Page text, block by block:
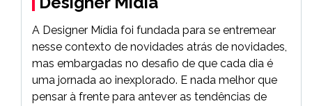
A Designer Mídia foi fundada para se entremear
nesse contexto de novidades atrás de novidades,
mas embargadas no desafio de que cada dia é
uma jornada ao inexplorado. E nada melhor que
pensar à frente para antever as tendências de